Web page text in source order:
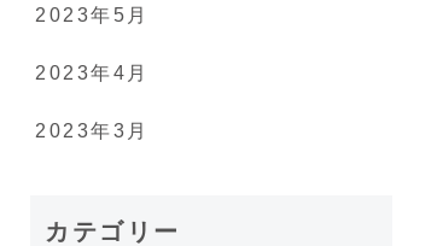
2023年5月
2023年4月
2023年3月
カテゴリー